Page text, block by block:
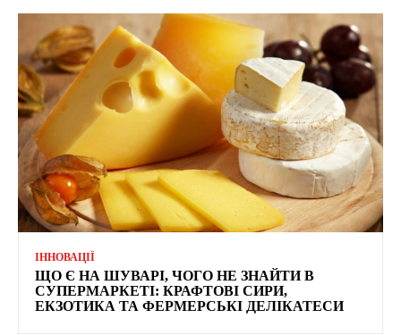
ІННОВАЦІЇ
ЩО Є НА ШУВАРІ, ЧОГО НЕ ЗНАЙТИ В
СУПЕРМАРКЕТІ: КРАФТОВІ СИРИ,
ЕКЗОТИКА ТА ФЕРМЕРСЬКІ ДЕЛІКАТЕСИ